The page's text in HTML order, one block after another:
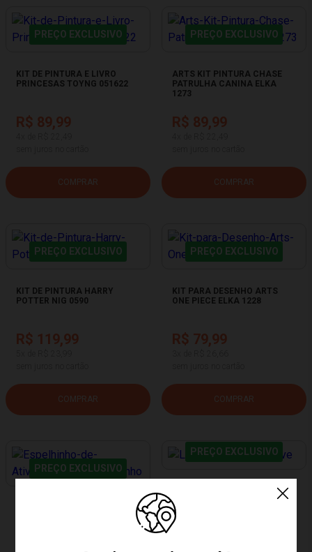
PREÇO EXCLUSIVO
KIT DE PINTURA E LIVRO
PRINCESAS TOYNG 051622
R$ 89,99
COMPRAR
PREÇO EXCLUSIVO
ARTS KIT PINTURA CHASE
PATRULHA CANINA ELKA
1273
R$ 89,99
COMPRAR
PREÇO EXCLUSIVO
KIT DE PINTURA HARRY
POTTER NIG 0590
R$ 119,99
COMPRAR
PREÇO EXCLUSIVO
KIT PARA DESENHO ARTS
ONE PIECE ELKA 1228
R$ 79,99
COMPRAR
PREÇO EXCLUSIVO
HORA DO BANHO BUBA 16980
PREÇO EXCLUSIVO
JUNGES 340